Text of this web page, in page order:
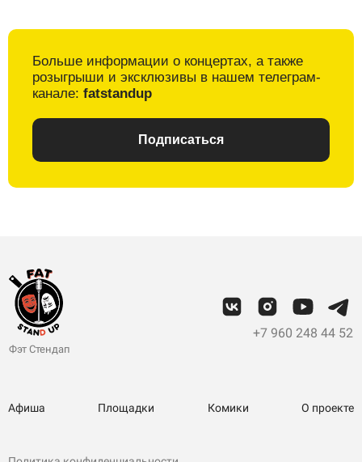
Больше информации о концертах, а также
розыгрыши и эксклюзивы в нашем телеграм-
канале: fatstandup
Подписаться
Фэт Стендап
+7 960 248 44 52
Афиша Площадки Комики О проекте